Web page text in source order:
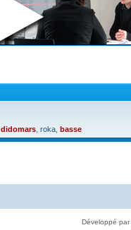
didomars roka basse
Développé par